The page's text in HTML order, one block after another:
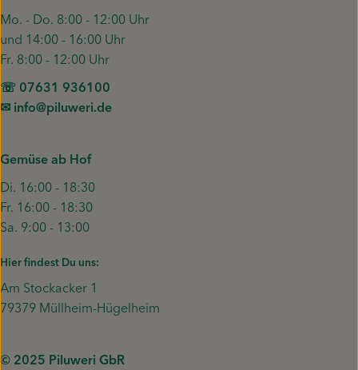
Mo. - Do. 8:00 - 12:00 Uhr
und 14:00 - 16:00 Uhr
Fr. 8:00 - 12:00 Uhr
☏ 07631 936100
✉︎ info@piluweri.de
Gemüse ab Hof
Di. 16:00 - 18:30
Fr. 16:00 - 18:30
Sa. 9:00 - 13:00
Hier findest Du uns:
Am Stockacker 1
79379 Müllheim-Hügelheim
© 2025 Piluweri GbR